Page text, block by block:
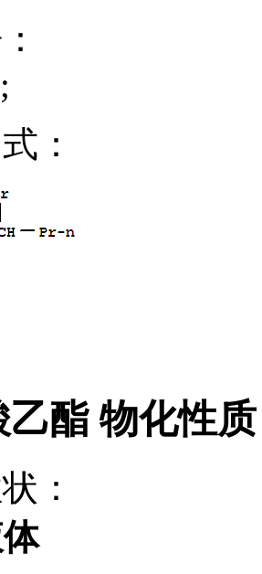
：
乙酯 物化性质
：